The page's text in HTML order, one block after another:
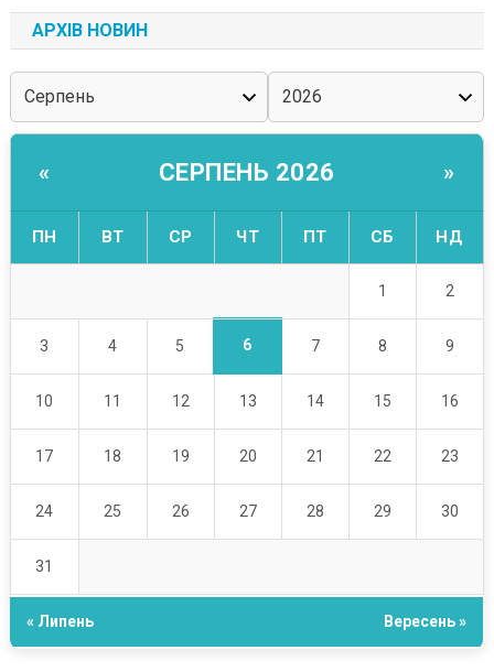
АРХІВ НОВИН
« СЕРПЕНЬ 2026 »
ПН ВТ СР ЧТ ПТ СБ НД
1 2
3 4 5 6 7 8 9
10 11 12 13 14 15 16
17 18 19 20 21 22 23
24 25 26 27 28 29 30
31
« Липень Вересень »